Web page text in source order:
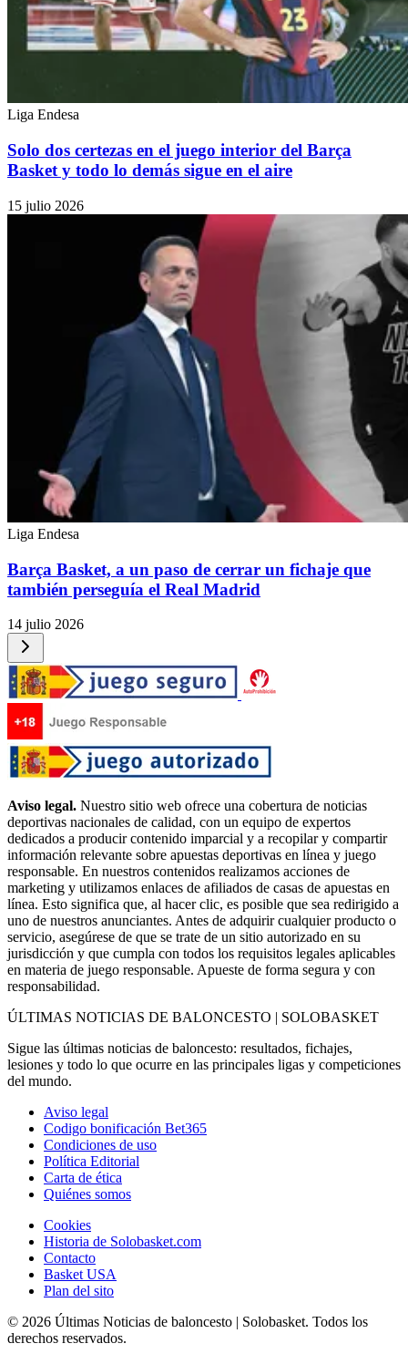
Liga Endesa
Solo dos certezas en el juego interior del Barça
Basket y todo lo demás sigue en el aire
15 julio 2026
Liga Endesa
Barça Basket, a un paso de cerrar un fichaje que
también perseguía el Real Madrid
14 julio 2026
Aviso legal. Nuestro sitio web ofrece una cobertura de noticias
deportivas nacionales de calidad, con un equipo de expertos
dedicados a producir contenido imparcial y a recopilar y compartir
información relevante sobre apuestas deportivas en línea y juego
responsable. En nuestros contenidos realizamos acciones de
marketing y utilizamos enlaces de afiliados de casas de apuestas en
línea. Esto significa que, al hacer clic, es posible que sea redirigido a
uno de nuestros anunciantes. Antes de adquirir cualquier producto o
servicio, asegúrese de que se trate de un sitio autorizado en su
jurisdicción y que cumpla con todos los requisitos legales aplicables
en materia de juego responsable. Apueste de forma segura y con
responsabilidad.
ÚLTIMAS NOTICIAS DE BALONCESTO | SOLOBASKET
Sigue las últimas noticias de baloncesto: resultados, fichajes,
lesiones y todo lo que ocurre en las principales ligas y competiciones
del mundo.
Aviso legal
Codigo bonificación Bet365
Condiciones de uso
Política Editorial
Carta de ética
Quiénes somos
Cookies
Historia de Solobasket.com
Contacto
Basket USA
Plan del sito
© 2026 Últimas Noticias de baloncesto | Solobasket. Todos los
derechos reservados.